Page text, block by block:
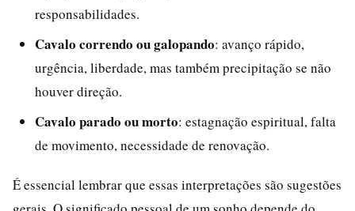
responsabilidades.
Cavalo correndo ou galopando: avanço rápido,
urgência, liberdade, mas também precipitação se não
houver direção.
Cavalo parado ou morto: estagnação espiritual, falta
de movimento, necessidade de renovação.
É essencial lembrar que essas interpretações são sugestões